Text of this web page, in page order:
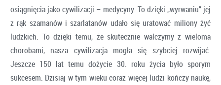
osiągnięcia jako cywilizacji – medycyny. To dzięki „wyrwaniu” jej
z rąk szamanów i szarlatanów udało się uratować miliony żyć
ludzkich. To dzięki temu, że skutecznie walczymy z wieloma
chorobami, nasza cywilizacja mogła się szybciej rozwijać.
Jeszcze 150 lat temu dożycie 30. roku życia było sporym
sukcesem. Dzisiaj w tym wieku coraz więcej ludzi kończy naukę,